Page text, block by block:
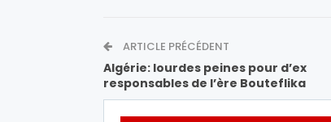
ARTICLE PRÉCÉDENT
Algérie: lourdes peines pour d’ex
responsables de l’ère Bouteflika